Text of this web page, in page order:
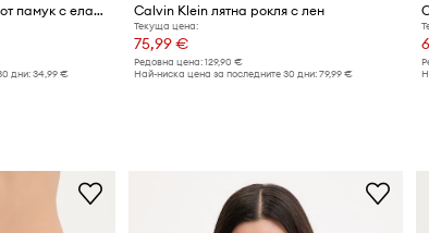
Calvin Klein топ дамски от памук с еластан
дни: 34,99 €
Calvin Klein лятна рокля с лен
Текуща цена:
75,99 €
Редовна цена: 129,90 €
Най-ниска цена за последните 30 дни: 79,99 €